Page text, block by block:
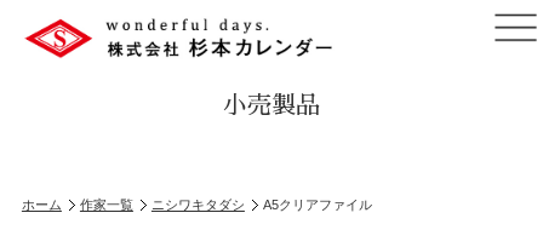
小売製品
ホーム 作家一覧 ニシワキタダシ A5クリアファイル